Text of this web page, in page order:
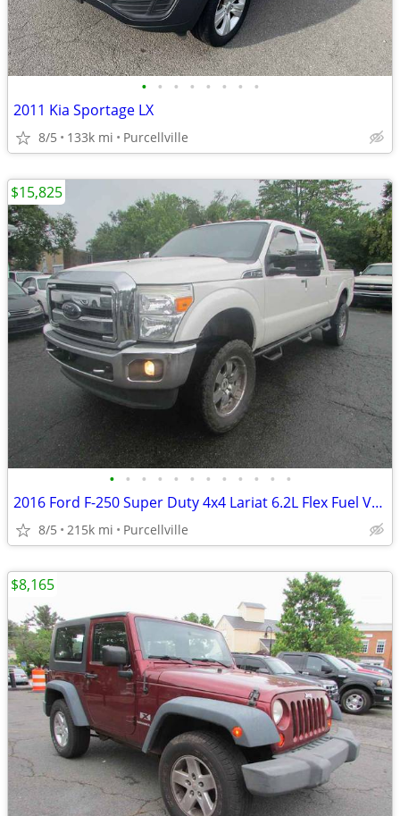
• • • • • • • •
2011 Kia Sportage LX
8/5 133k mi Purcellville
• • • • • • • • • • • •
2016 Ford F-250 Super Duty 4x4 Lariat 6.2L Flex Fuel V8 385hp
8/5 215k mi Purcellville
$15,825
$8,165